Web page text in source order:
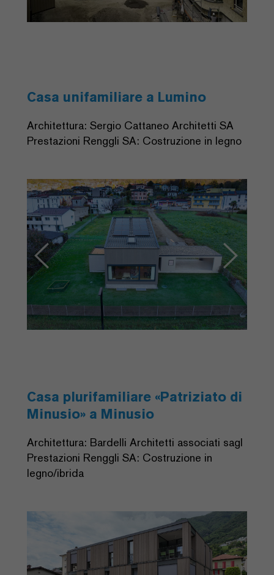
Casa unifamiliare a Lumino
Architettura: Sergio Cattaneo Architetti SA
Prestazioni Renggli SA: Costruzione in legno
Previous Next
Casa plurifamiliare «Patriziato di
Minusio» a Minusio
Architettura: Bardelli Architetti associati sagl
Prestazioni Renggli SA: Costruzione in
legno/ibrida
Previous